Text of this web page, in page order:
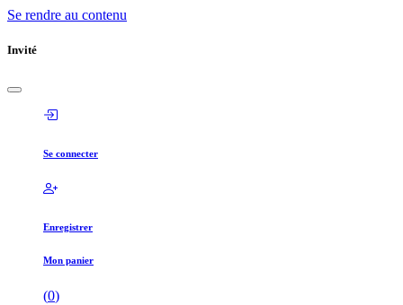
Se rendre au contenu
Invité
Se connecter
Enregistrer
Mon panier
(0)